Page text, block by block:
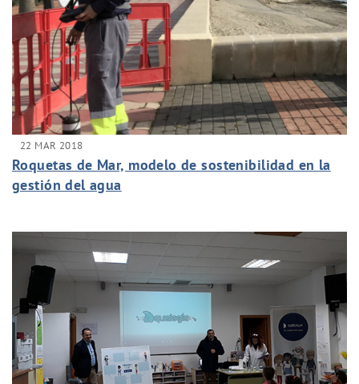
22 MAR 2018
Roquetas de Mar, modelo de sostenibilidad en la
gestión del agua